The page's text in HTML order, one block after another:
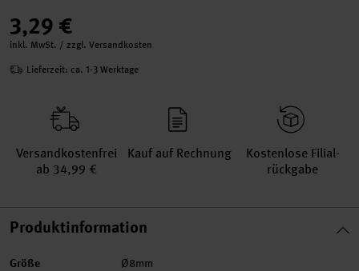
3,29 €
inkl. MwSt. / zzgl. Versandkosten
Lieferzeit: ca. 1-3 Werktage
Versand­kosten­frei
ab 34,99 €
Kauf auf Rechnung
Kosten­lose Filial­
rückgabe
Produktinformation
Größe Ø8mm